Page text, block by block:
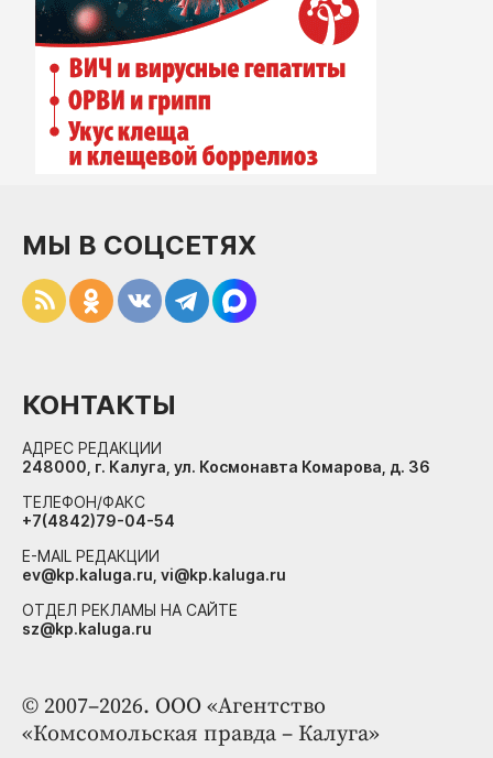
© 2007–2026. ООО «Агентство
«Комсомольская правда – Калуга»
МЫ В СОЦСЕТЯХ
КОНТАКТЫ
АДРЕС РЕДАКЦИИ
248000, г. Калуга, ул. Космонавта Комарова, д. 36
ТЕЛЕФОН/ФАКС
+7(4842)79-04-54
E-MAIL РЕДАКЦИИ
ev@kp.kaluga.ru, vi@kp.kaluga.ru
ОТДЕЛ РЕКЛАМЫ НА САЙТЕ
sz@kp.kaluga.ru